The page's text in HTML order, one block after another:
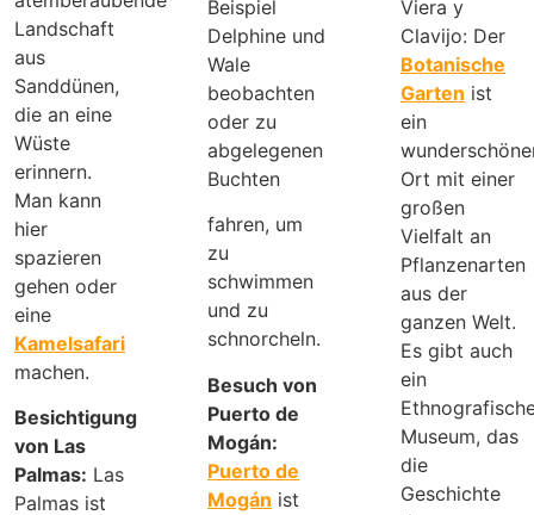
Landschaft
aus
Sanddünen,
die an eine
Wüste
erinnern.
Man kann
hier
spazieren
gehen oder
eine
Kamelsafari
machen.
Besichtigung
von Las
Palmas: Las
Palmas ist
Beispiel
Delphine und
Wale
beobachten
oder zu
abgelegenen
Buchten
fahren, um
zu
schwimmen
und zu
schnorcheln.
Besuch von
Puerto de
Mogán:
Puerto de
Mogán ist
Viera y
Clavijo: Der
Botanische
Garten ist
ein
Ort mit einer
großen
Vielfalt an
Pflanzenarten
aus der
ganzen Welt.
Es gibt auch
ein
Museum, das
die
Geschichte